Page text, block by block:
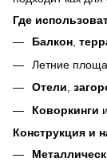
Где
Балкон,
Летние
Отели
Коворкинги и
Конструкция и